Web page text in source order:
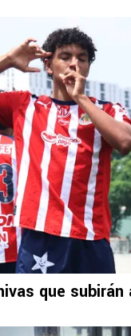
que subirán